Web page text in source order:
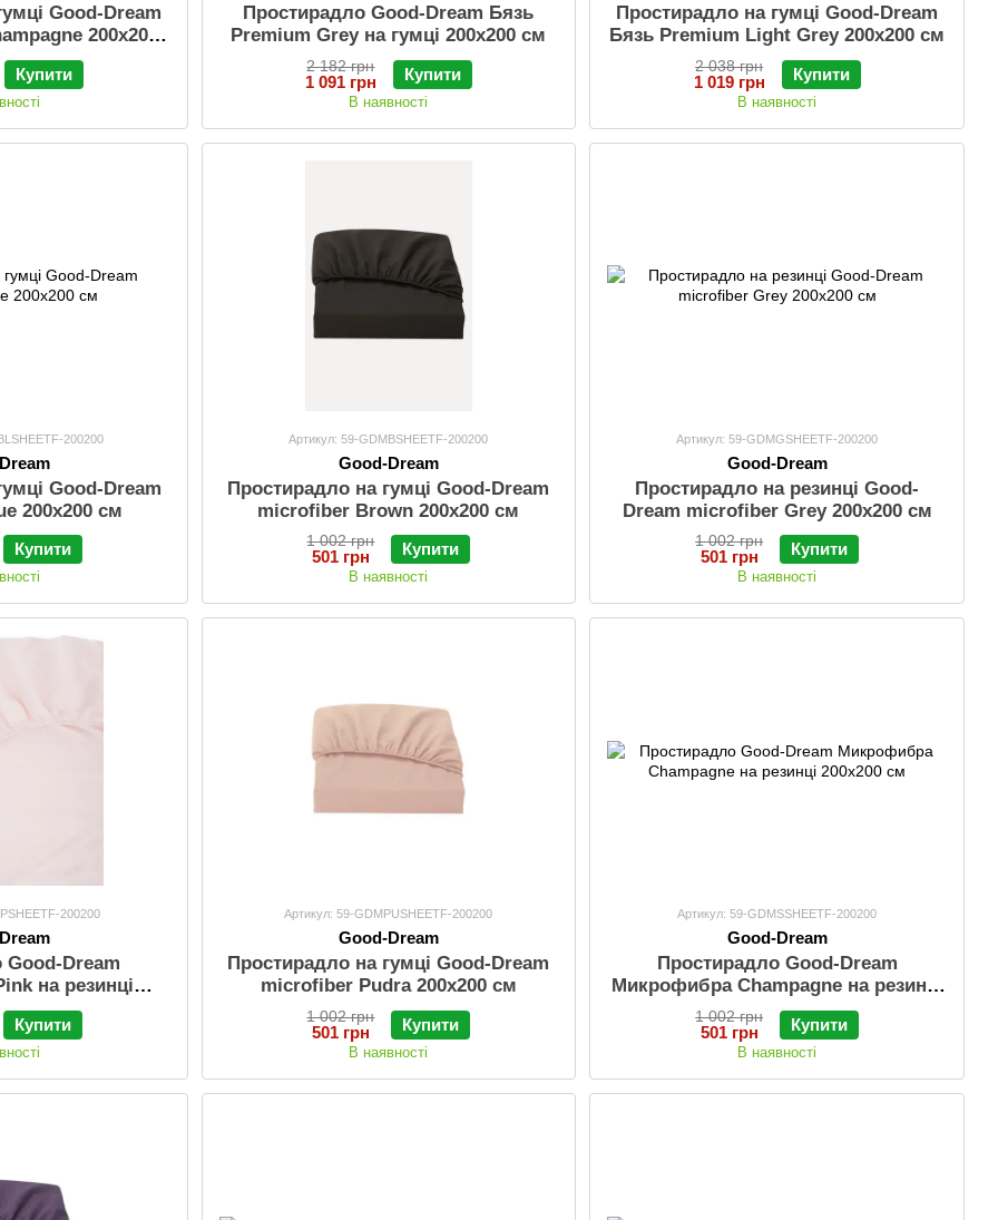
Good-Dream
200х200
Купити
Простирадло Good-Dream Бязь
Premium Grey на гумці 200х200 см
2 182 грн
1 091 грн Купити
В наявності
Простирадло на гумці Good-Dream
Бязь Premium Light Grey 200х200 см
2 038 грн
1 019 грн Купити
В наявності
200200
Good-Dream
200х200 см
Купити
Артикул: 59-GDMBSHEETF-200200
Good-Dream
Простирадло на гумці Good-Dream
microfiber Brown 200х200 см
1 002 грн
501 грн Купити
В наявності
Артикул: 59-GDMGSHEETF-200200
Good-Dream
Простирадло на резинці Good-
Dream microfiber Grey 200х200 см
1 002 грн
501 грн Купити
В наявності
200200
Good-Dream
на резинці
см
Купити
Артикул: 59-GDMPUSHEETF-200200
Good-Dream
Простирадло на гумці Good-Dream
microfiber Pudra 200х200 см
1 002 грн
501 грн Купити
В наявності
Артикул: 59-GDMSSHEETF-200200
Good-Dream
Простирадло Good-Dream
Микрофибра Champagne на резинці
200х200 см
1 002 грн
501 грн Купити
В наявності